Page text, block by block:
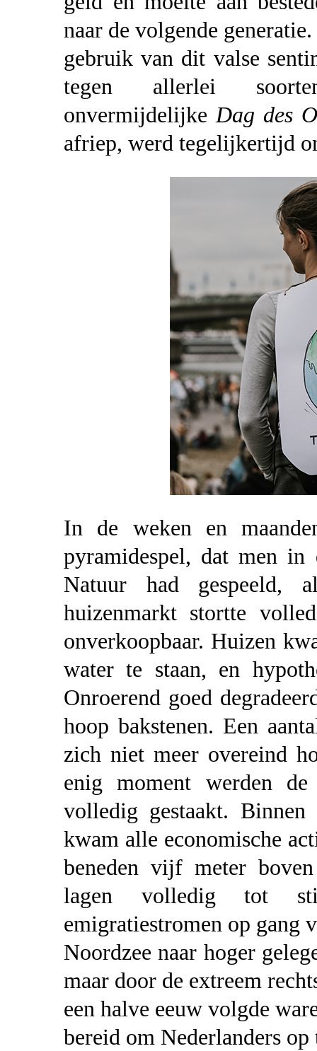
naar de volgende
gebruik van dit valse
tegen allerlei
onvermijdelijkeDag des
afriep, werd tegelijkertijd
In de weken en
pyramidespel, dat men in
Natuur had gespeeld,
huizenmarkt stortte
onverkoopbaar. Huizen
water te staan, en
Onroerend goed
hoop bakstenen. Een
zich niet meer overeind
enig moment werden de
volledig gestaakt.
kwam alle economische
beneden vijf meter
lagen volledig tot
emigratiestromen op gang
Noordzee naar hoger
maar door de extreem
een halve eeuw volgde
bereid om Nederlanders op